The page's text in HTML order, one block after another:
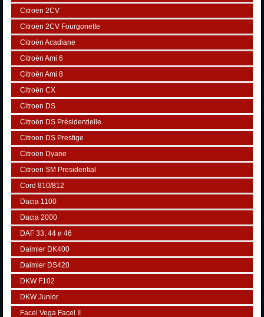
Citroen 2CV
Citroën 2CV Fourgonette
Citroën Acadiane
Citroën Ami 6
Citroën Ami 8
Citroën CX
Citroen DS
Citroën DS Présidentielle
Citroen DS Prestige
Citroën Dyane
Citroen SM Presidential
Cord 810/812
Dacia 1100
Dacia 2000
DAF 33, 44 и 46
Daimler DK400
Daimler DS420
DKW F102
DKW Junior
Facel Vega Facel II